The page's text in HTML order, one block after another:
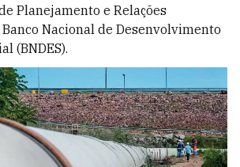
Planejamento e Relações
Nacional de Desenvolvimento
(BNDES).